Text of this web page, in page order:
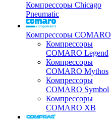
Компрессоры Chicago
Pneumatic
Компрессоры COMARO
Компрессоры
COMARO Legend
Компрессоры
COMARO Mythos
Компрессоры
COMARO Symbol
Компрессоры
COMARO XB